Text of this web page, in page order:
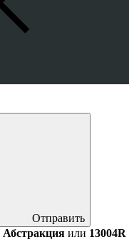
Отправить
Абстракция или 13004R